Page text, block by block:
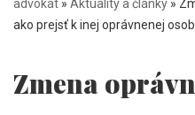
advokát » Aktuality a články »
ako prejsť k inej oprávnenej
Zmena